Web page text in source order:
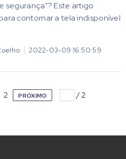
segurança"? Este artigo
contornar a tela indisponível
2022-03-09 16:50:59
2 PRÓXIMO /2